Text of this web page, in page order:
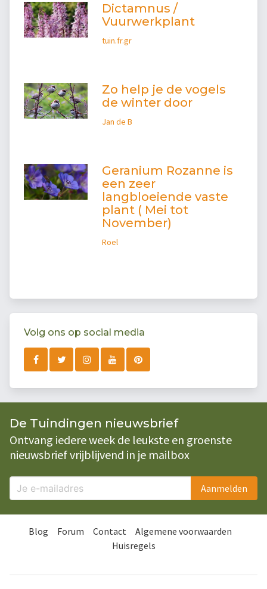
Dictamnus /
Vuurwerkplant
tuin.fr.gr
Zo help je de vogels
de winter door
Jan de B
Geranium Rozanne is
een zeer
langbloeiende vaste
plant ( Mei tot
November)
Roel
Volg ons op social media
De Tuindingen nieuwsbrief
Ontvang iedere week de leukste en groenste
nieuwsbrief vrijblijvend in je mailbox
Aanmelden
Blog Forum Contact
Algemene voorwaarden
Huisregels